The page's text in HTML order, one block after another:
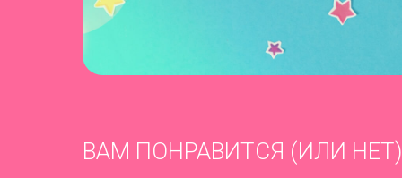
ВАМ ПОНРАВИТСЯ (ИЛИ НЕТ)